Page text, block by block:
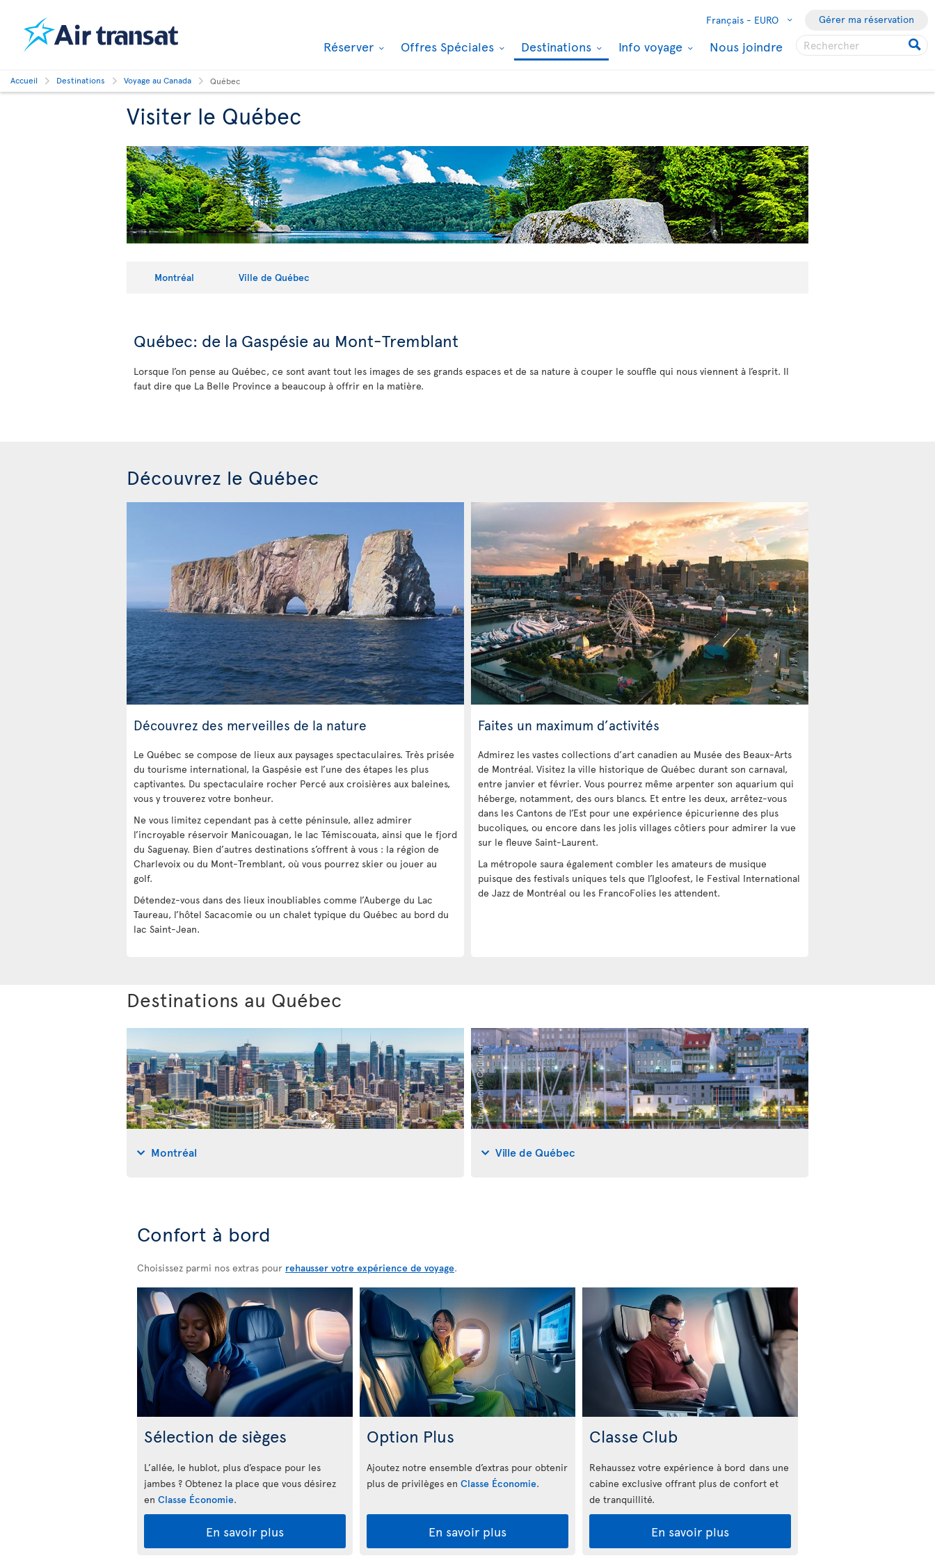
Français - EURO Gérer ma réservation
Réserver Offres Spéciales Destinations Info voyage Nous joindre
Accueil Destinations Voyage au Canada Québec
Visiter le Québec
Montréal Ville de Québec
Québec: de la Gaspésie au Mont-Tremblant
Lorsque l’on pense au Québec, ce sont avant tout les images de ses grands espaces et de sa nature à couper le souffle qui nous viennent à l’esprit. Il
faut dire que La Belle Province a beaucoup à offrir en la matière.
Découvrez le Québec
Découvrez des merveilles de la nature
Le Québec se compose de lieux aux paysages spectaculaires. Très prisée
du tourisme international, la Gaspésie est l’une des étapes les plus
captivantes. Du spectaculaire rocher Percé aux croisières aux baleines,
vous y trouverez votre bonheur.
Ne vous limitez cependant pas à cette péninsule, allez admirer
l’incroyable réservoir Manicouagan, le lac Témiscouata, ainsi que le fjord
du Saguenay. Bien d’autres destinations s’offrent à vous : la région de
Charlevoix ou du Mont-Tremblant, où vous pourrez skier ou jouer au
golf.
Détendez-vous dans des lieux inoubliables comme l’Auberge du Lac
Taureau, l’hôtel Sacacomie ou un chalet typique du Québec au bord du
lac Saint-Jean.
Faites un maximum d’activités
Admirez les vastes collections d’art canadien au Musée des Beaux-Arts
de Montréal. Visitez la ville historique de Québec durant son carnaval,
entre janvier et février. Vous pourrez même arpenter son aquarium qui
héberge, notamment, des ours blancs. Et entre les deux, arrêtez-vous
dans les Cantons de l’Est pour une expérience épicurienne des plus
bucoliques, ou encore dans les jolis villages côtiers pour admirer la vue
sur le fleuve Saint-Laurent.
La métropole saura également combler les amateurs de musique
puisque des festivals uniques tels que l’Igloofest, le Festival International
de Jazz de Montréal ou les FrancoFolies les attendent.
Destinations au Québec
Montréal Ville de Québec
Confort à bord
Choisissez parmi nos extras pour rehausser votre expérience de voyage.
Sélection de sièges
L’allée, le hublot, plus d’espace pour les
jambes ? Obtenez la place que vous désirez
en Classe Économie.
En savoir plus
Option Plus
Ajoutez notre ensemble d’extras pour obtenir
plus de privilèges en Classe Économie.
En savoir plus
Classe Club
Rehaussez votre expérience à bord dans une
cabine exclusive offrant plus de confort et
de tranquillité.
En savoir plus